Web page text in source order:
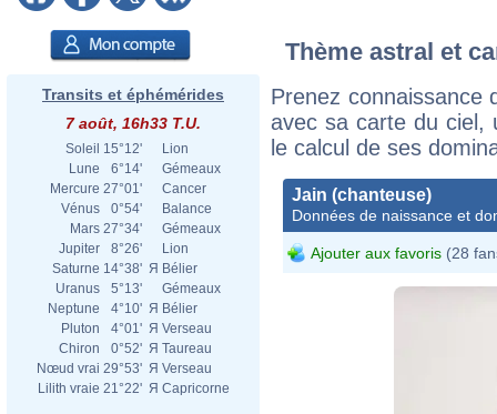
Transits et éphémérides
7 août, 16h33 T.U.
Soleil 15°12'
Lion
Lune
6°14'
Gémeaux
Mercure 27°01'
Cancer
Vénus
0°54'
Balance
Mars 27°34'
Gémeaux
Jupiter
8°26'
Lion
Saturne 14°38' Я Bélier
Uranus
5°13'
Gémeaux
Neptune
4°10' Я Bélier
Pluton
4°01' Я Verseau
Chiron
0°52' Я Taureau
Nœud vrai 29°53' Я Verseau
Lilith vraie 21°22' Я Capricorne
Thème astral et
Prenez connaissance
avec sa carte du ciel,
le calcul de ses
Jain (chanteuse)
Données de naissance et
Ajouter aux favoris (28